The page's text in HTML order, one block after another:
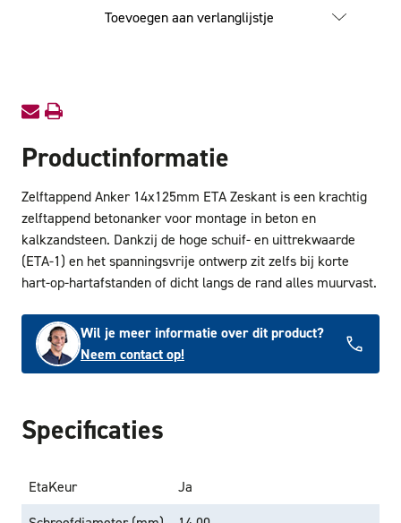
Toevoegen aan verlanglijstje
Productinformatie
Zelftappend Anker 14x125mm ETA Zeskant is een krachtig
zelftappend betonanker voor montage in beton en
kalkzandsteen. Dankzij de hoge schuif- en uittrekwaarde
(ETA-1) en het spanningsvrije ontwerp zit zelfs bij korte
hart-op-hartafstanden of dicht langs de rand alles muurvast.
Wil je meer informatie over dit product?
Neem contact op!
Specificaties
EtaKeur
Ja